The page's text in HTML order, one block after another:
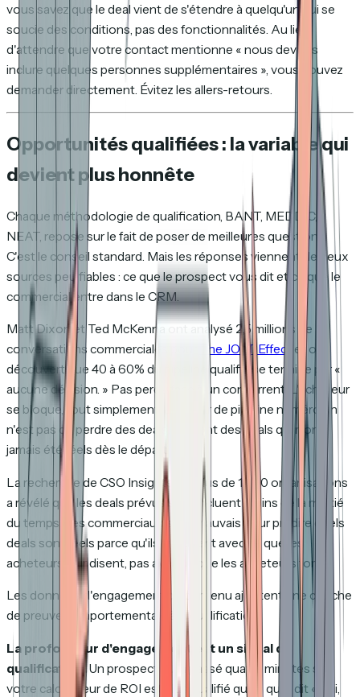
vous savez que le deal vient de s'étendre à quelqu'un qui se
soucie des conditions, pas des fonctionnalités. Au lieu
d'attendre que votre contact mentionne « nous devons
inclure quelques personnes supplémentaires », vous pouvez
demander directement. Évitez les allers-retours.
Opportunités qualifiées : la variable qui
devient plus honnête
Chaque méthodologie de qualification, BANT, MEDDIC,
NEAT, repose sur le fait de poser de meilleures questions.
C'est le conseil standard. Mais les réponses viennent de deux
sources peu fiables : ce que le prospect vous dit et ce que le
commercial entre dans le CRM.
Matt Dixon et Ted McKenna ont analysé 2,5 millions de
conversations commerciales pour
The JOLT Effect
et ont
découvert que 40 à 60% du pipeline qualifié se termine par «
aucune décision. » Pas perdu face à un concurrent. L'acheteur
se bloque, tout simplement. Le tueur de pipeline numéro un
n'est pas de perdre des deals. Ce sont des deals qui n'ont
jamais été réels dès le départ.
La recherche de CSO Insights sur plus de 1 200 organisations
a révélé que les deals prévus se concluent moins de la moitié
du temps. Les commerciaux sont mauvais pour prédire quels
deals sont réels parce qu'ils travaillent avec ce que les
acheteurs leur disent, pas avec ce que les acheteurs font.
Les données d'engagement de contenu ajoutent une couche
de preuve comportementale à la qualification.
La profondeur d'engagement est un signal de
qualification.Un prospect qui a passé quatre minutes sur
votre calculateur de ROI est plus qualifié qu'un qui a dit « oui,